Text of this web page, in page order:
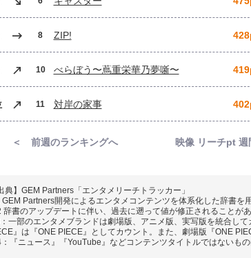
8 ZIP!
10 べらぼう〜蔦重栄華乃夢噺〜
11 対岸の家事
＜ 前週のランキングへ 映像 リーチpt
典】GEM Partners「エンタメリーチトラッカー」
Partners開発によるエンタメコンテンツを体系化した辞書を
書のアップデートに伴い、過去に遡って値が修正されることがあ
一部のエンタメブランドは劇場版、アニメ版、実写版を統合し
』は『ONE PIECE』としてカウント。また、劇場版『ONE
『ニュース』『YouTube』などコンテンツタイトルではないもの